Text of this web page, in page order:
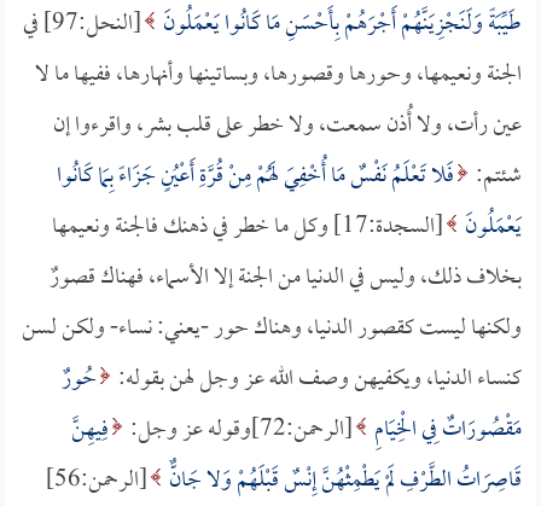
طَيِّبَةً وَلَنَجْزِيَنَّهُمْ أَجْرَهُمْ بِأَحْسَنِ مَا كَانُوا يَعْمَلُونَ
[النحل:97] في
الجنة ونعيمها، وحورها وقصورها، وبساتينها وأنهارها، ففيها ما لا
عين رأت، ولا أُذن سمعت، ولا خطر على قلب بشر، واقرءوا إن
شئتم: فَلا تَعْلَمُ نَفْسٌ مَا أُخْفِيَ لَهُمْ مِنْ قُرَّةِ أَعْيُنٍ جَزَاءً بِمَا كَانُوا
يَعْمَلُونَ
[السجدة:17] وكل ما خطر في ذهنك فالجنة ونعيمها
بخلاف ذلك، وليس في الدنيا من الجنة إلا الأسماء، فهناك قصورٌ
ولكنها ليست كقصور الدنيا، وهناك حور -يعني: نساء- ولكن لسن
كنساء الدنيا، ويكفيهن وصف الله عز وجل لهن بقوله: حُورٌ
مَقْصُورَاتٌ فِي الْخِيَامِ [الرحمن:72]وقوله عز وجل:
فِيهِنَّ
قَاصِرَاتُ الطَّرْفِ لَمْ يَطْمِثْهُنَّ إِنْسٌ قَبْلَهُمْ وَلا جَانٌّ
[الرحمن:56]